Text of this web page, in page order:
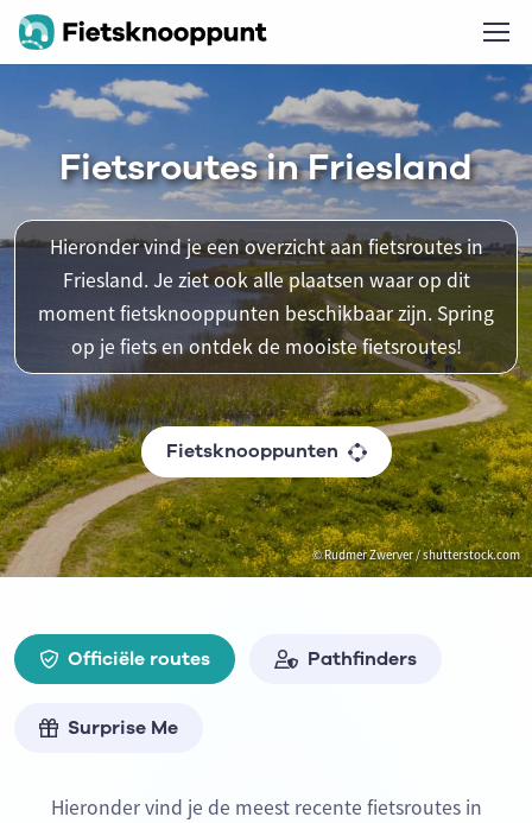
© Rudmer Zwerver / shutterstock.com
Fietsroutes in Friesland
Hieronder vind je een overzicht aan fietsroutes in
Friesland. Je ziet ook alle plaatsen waar op dit
moment fietsknooppunten beschikbaar zijn. Spring
op je fiets en ontdek de mooiste fietsroutes!
Fietsknooppunten
Officiële routes Pathfinders
Surprise Me
Hieronder vind je de meest recente fietsroutes in